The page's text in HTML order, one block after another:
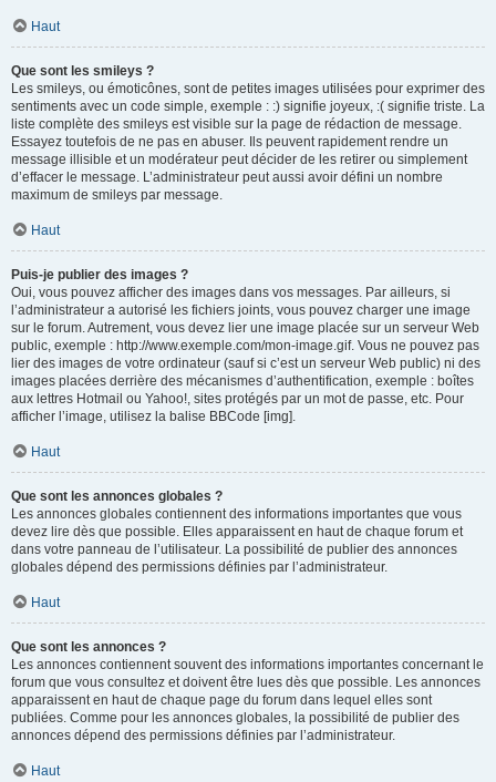
Haut
Que sont les smileys ?
Les smileys, ou émoticônes, sont de petites images utilisées pour exprimer des
sentiments avec un code simple, exemple : :) signifie joyeux, :( signifie triste. La
liste complète des smileys est visible sur la page de rédaction de message.
Essayez toutefois de ne pas en abuser. Ils peuvent rapidement rendre un
message illisible et un modérateur peut décider de les retirer ou simplement
d’effacer le message. L’administrateur peut aussi avoir défini un nombre
maximum de smileys par message.
Haut
Puis-je publier des images ?
Oui, vous pouvez afficher des images dans vos messages. Par ailleurs, si
l’administrateur a autorisé les fichiers joints, vous pouvez charger une image
sur le forum. Autrement, vous devez lier une image placée sur un serveur Web
public, exemple : http://www.exemple.com/mon-image.gif. Vous ne pouvez pas
lier des images de votre ordinateur (sauf si c’est un serveur Web public) ni des
images placées derrière des mécanismes d’authentification, exemple : boîtes
aux lettres Hotmail ou Yahoo!, sites protégés par un mot de passe, etc. Pour
afficher l’image, utilisez la balise BBCode [img].
Haut
Que sont les annonces globales ?
Les annonces globales contiennent des informations importantes que vous
devez lire dès que possible. Elles apparaissent en haut de chaque forum et
dans votre panneau de l’utilisateur. La possibilité de publier des annonces
globales dépend des permissions définies par l’administrateur.
Haut
Que sont les annonces ?
Les annonces contiennent souvent des informations importantes concernant le
forum que vous consultez et doivent être lues dès que possible. Les annonces
apparaissent en haut de chaque page du forum dans lequel elles sont
publiées. Comme pour les annonces globales, la possibilité de publier des
annonces dépend des permissions définies par l’administrateur.
Haut